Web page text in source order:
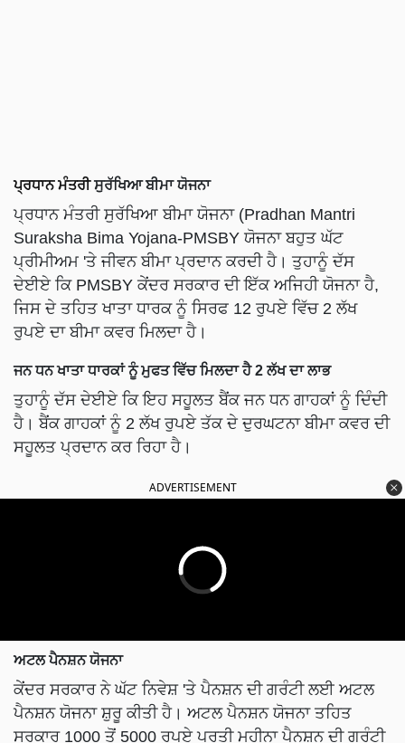
ਪ੍ਰਧਾਨ ਮੰਤਰੀਸੁਰੱਖਿਆ ਬੀਮਾ ਯੋਜਨਾ
ਪ੍ਰਧਾਨ ਮੰਤਰੀ ਸੁਰੱਖਿਆ ਬੀਮਾ ਯੋਜਨਾ (Pradhan Mantri
Suraksha Bima Yojana-PMSBY ਯੋਜਨਾ ਬਹੁਤ ਘੱਟ
ਪ੍ਰੀਮੀਅਮ 'ਤੇ ਜੀਵਨ ਬੀਮਾ ਪ੍ਰਦਾਨ ਕਰਦੀ ਹੈ। ਤੁਹਾਨੂੰ ਦੱਸ
ਦੇਈਏ ਕਿ PMSBY ਕੇਂਦਰ ਸਰਕਾਰ ਦੀ ਇੱਕ ਅਜਿਹੀ ਯੋਜਨਾ ਹੈ,
ਜਿਸ ਦੇ ਤਹਿਤ ਖਾਤਾ ਧਾਰਕ ਨੂੰ ਸਿਰਫ 12 ਰੁਪਏ ਵਿੱਚ 2 ਲੱਖ
ਰੁਪਏ ਦਾ ਬੀਮਾ ਕਵਰ ਮਿਲਦਾ ਹੈ।
ਜਨ ਧਨ ਖਾਤਾ ਧਾਰਕਾਂ ਨੂੰ ਮੁਫਤ ਵਿੱਚ ਮਿਲਦਾ ਹੈ 2 ਲੱਖ ਦਾ ਲਾਭ
ਤੁਹਾਨੂੰ ਦੱਸ ਦੇਈਏ ਕਿ ਇਹ ਸਹੂਲਤ ਬੈਂਕ ਜਨ ਧਨ ਗਾਹਕਾਂ ਨੂੰ ਦਿੰਦੀ
ਹੈ। ਬੈਂਕ ਗਾਹਕਾਂ ਨੂੰ 2 ਲੱਖ ਰੁਪਏ ਤੱਕ ਦੇ ਦੁਰਘਟਨਾ ਬੀਮਾ ਕਵਰ ਦੀ
ਸਹੂਲਤ ਪ੍ਰਦਾਨ ਕਰ ਰਿਹਾ ਹੈ।
ADVERTISEMENT
ਅਟਲ ਪੈਨਸ਼ਨ ਯੋਜਨਾ
ਕੇਂਦਰ ਸਰਕਾਰ ਨੇ ਘੱਟ ਨਿਵੇਸ਼ 'ਤੇ ਪੈਨਸ਼ਨ ਦੀ ਗਰੰਟੀ ਲਈ ਅਟਲ
ਪੈਨਸ਼ਨ ਯੋਜਨਾ ਸ਼ੁਰੂ ਕੀਤੀ ਹੈ। ਅਟਲ ਪੈਨਸ਼ਨ ਯੋਜਨਾ ਤਹਿਤ
ਸਰਕਾਰ 1000 ਤੋਂ 5000 ਰੁਪਏ ਪ੍ਰਤੀ ਮਹੀਨਾ ਪੈਨਸ਼ਨ ਦੀ ਗਰੰਟੀ